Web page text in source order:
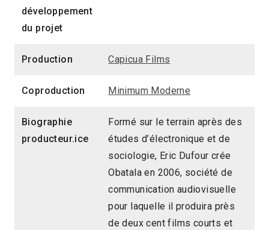
développement
du projet
Production Capicua Films
Coproduction Minimum Moderne
Biographie
producteur.ice
Formé sur le terrain après des
études d’électronique et de
sociologie, Eric Dufour crée
Obatala en 2006, société de
communication audiovisuelle
pour laquelle il produira près
de deux cent films courts et